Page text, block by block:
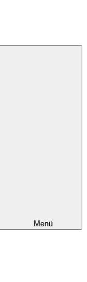
Menü